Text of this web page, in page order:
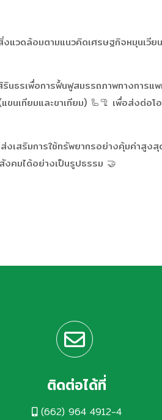
วดล้อมตามแนวคิดเศรษฐกิจหมุนเวียน
นธรเพื่อการฟื้นฟูสมรรถภาพทางการแ
นเทียมและขาเทียม) 🦾🦿 เพื่อส่งต่อโ
เสริมการใช้ทรัพยากรอย่างคุ้มค่าสูงสุ
คมได้อย่างเป็นรูปธรรม 🤝
ติดต่อได้ที่
(662) 964 4912-4